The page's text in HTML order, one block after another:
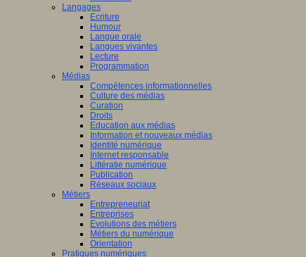
Langages
Ecriture
Humour
Langue orale
Langues vivantes
Lecture
Programmation
Médias
Compétences informationnelles
Culture des médias
Curation
Droits
Education aux médias
Information et nouveaux médias
Identité numérique
Internet responsable
Littératie numérique
Publication
Réseaux sociaux
Métiers
Entrepreneuriat
Entreprises
Evolutions des métiers
Métiers du numérique
Orientation
Pratiques numériques